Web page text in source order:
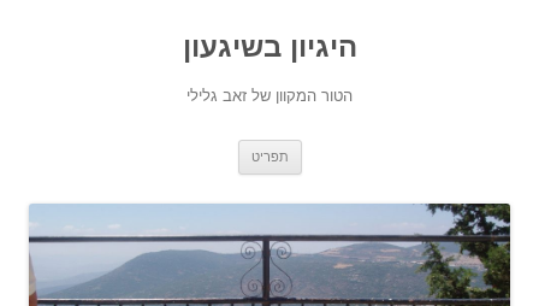
היגיון בשיגעון
הטור המקוון של זאב גלילי
תפריט